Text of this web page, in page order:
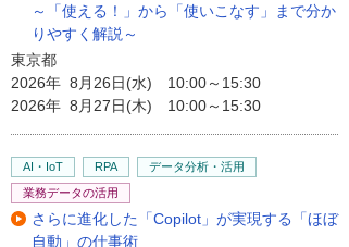
～「使える！」から「使いこなす」まで分か
りやすく解説～
東京都
2026年 8月26日(水) 10:00～15:30
2026年 8月27日(木) 10:00～15:30
AI・IoT RPA
データ分析・活用
業務データの活用
さらに進化した「Copilot」が実現する「ほぼ
自動」の仕事術